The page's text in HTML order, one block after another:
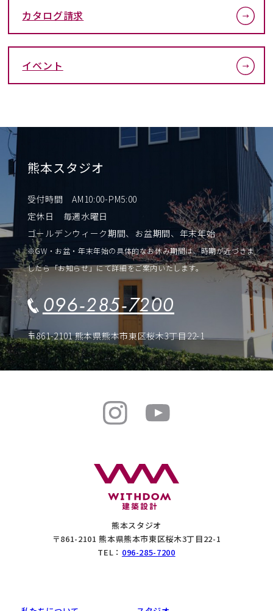
カタログ請求
イベント
熊本スタジオ
受付時間 AM10:00-PM5:00
定休日 毎週水曜日
ゴールデンウィーク期間、お盆期間、年末年始
※GW・お盆・年末年始の具体的なお休み期間は、時期が近づきま
したら「お知らせ」にて詳細をご案内いたします。
096-285-7200
〒861-2101 熊本県熊本市東区桜木3丁目22-1
熊本スタジオ
〒861-2101 熊本県熊本市東区桜木3丁目22-1
TEL： 096-285-7200